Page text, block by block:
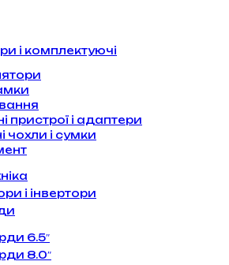
і комплектуючі
пристрої і адаптери
чохли і сумки
і інвертори
6.5″
8.0″